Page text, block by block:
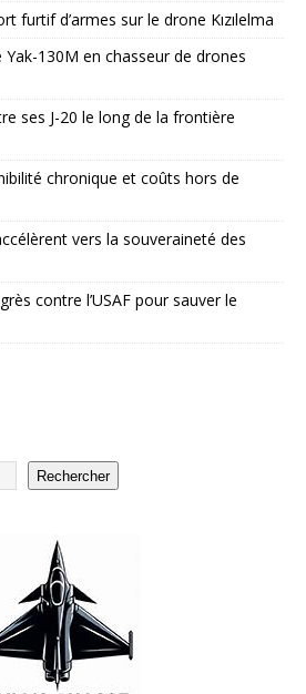
furtif d’armes sur le drone Kızılelma
130M en chasseur de drones
ses J-20 le long de la frontière
chronique et coûts hors de
vers la souveraineté des
contre l’USAF pour sauver le
Rechercher